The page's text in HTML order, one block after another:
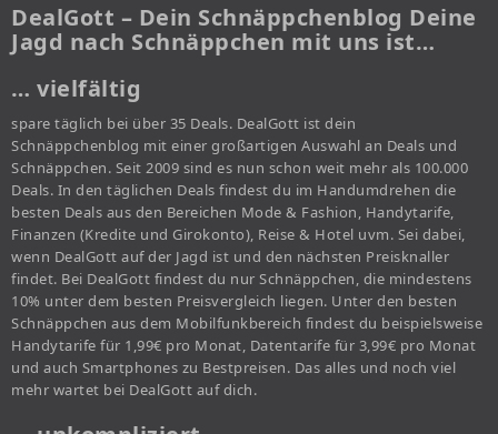
DealGott – Dein Schnäppchenblog Deine
Jagd nach Schnäppchen mit uns ist…
… vielfältig
spare täglich bei über 35 Deals. DealGott ist dein
Schnäppchenblog mit einer großartigen Auswahl an Deals und
Schnäppchen. Seit 2009 sind es nun schon weit mehr als 100.000
Deals. In den täglichen Deals findest du im Handumdrehen die
besten Deals aus den Bereichen Mode & Fashion, Handytarife,
Finanzen (Kredite und Girokonto), Reise & Hotel uvm. Sei dabei,
wenn DealGott auf der Jagd ist und den nächsten Preisknaller
findet. Bei DealGott findest du nur Schnäppchen, die mindestens
10% unter dem besten Preisvergleich liegen. Unter den besten
Schnäppchen aus dem Mobilfunkbereich findest du beispielsweise
Handytarife für 1,99€ pro Monat, Datentarife für 3,99€ pro Monat
und auch Smartphones zu Bestpreisen. Das alles und noch viel
mehr wartet bei DealGott auf dich.